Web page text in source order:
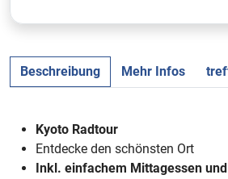
Beschreibung Mehr Infos
Kyoto Radtour
Entdecke den schönsten Ort
Inkl. einfachem Mittagessen